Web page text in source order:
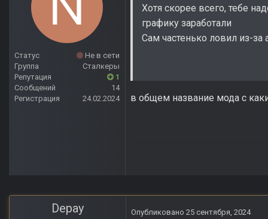
Статус
Не в сети
Группа
Сталкеры
Репутация
1
Сообщений
14
Регистрация
24.02.2024
Хотя скорее всего, тебе
графику заработали
Сам частенько ловил из-
в общем название мода с
Depay Опубликовано 25 сентября, 2024